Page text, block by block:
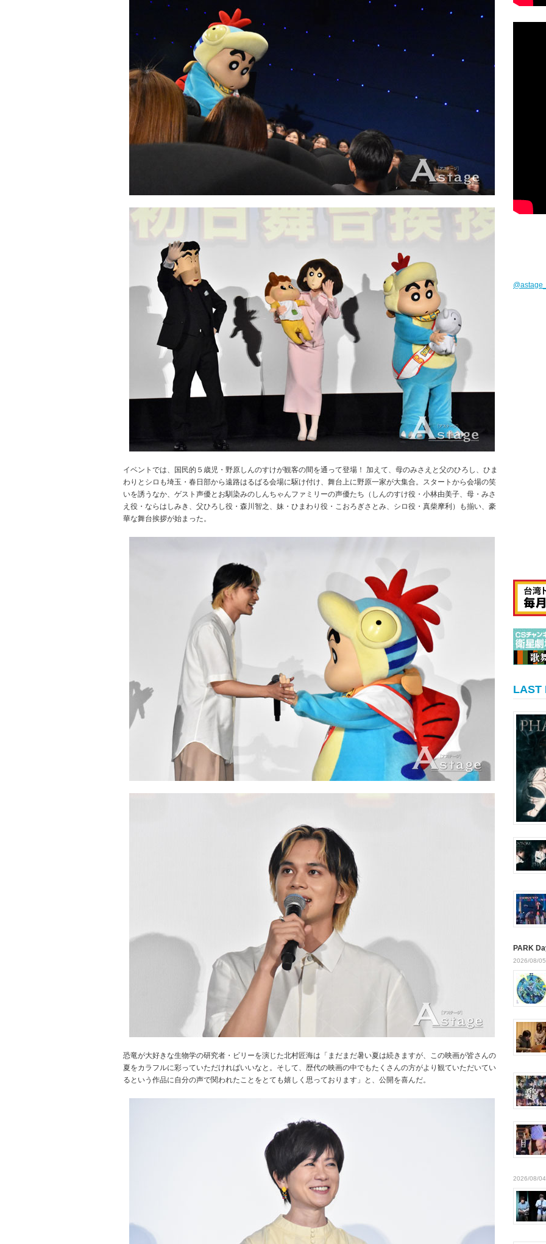
イベントでは、国民的５歳児・野原しんのすけが観客の間を通って登場！ 加えて、母のみさえと父のひろし、ひま
わりとシロも埼玉・春日部から遠路はるばる会場に駆け付け、舞台上に野原一家が大集合。スタートから会場の笑
いを誘うなか、ゲスト声優とお馴染みのしんちゃんファミリーの声優たち（しんのすけ役・小林由美子、母・みさ
え役・ならはしみき、父ひろし役・森川智之、妹・ひまわり役・こおろぎさとみ、シロ役・真柴摩利）も揃い、豪
華な舞台挨拶が始まった。
恐竜が大好きな生物学の研究者・ビリーを演じた北村匠海は「まだまだ暑い夏は続きますが、この映画が皆さんの
夏をカラフルに彩っていただければいいなと。そして、歴代の映画の中でもたくさんの方がより観ていただいてい
るという作品に自分の声で関われたことをとても嬉しく思っております」と、公開を喜んだ。
LAST
PARK
2026/08/05
2026/08/04